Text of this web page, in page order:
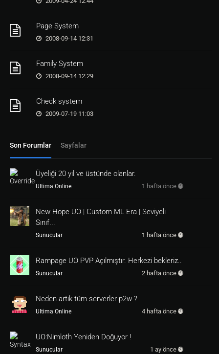
Page System
2008-09-14 12:31
Family System
2008-09-14 12:29
Check system
2009-07-19 11:03
Son Forumlar Sayfalar
Üyeliği 20 yıl ve üstünde olanlar.
Ultima Online 1 hafta önce
New Hope UO | Custom ML Era | Seviyeli
Sınıf...
Sunucular 1 hafta önce
Rampage UO PVP Açılmıştır. Herkezi bekleriz..
Sunucular 2 hafta önce
Neden artık tüm serverler p2w ?
Ultima Online 4 hafta önce
UO:Nimloth Yeniden Doğuyor !
Sunucular 1 ay önce